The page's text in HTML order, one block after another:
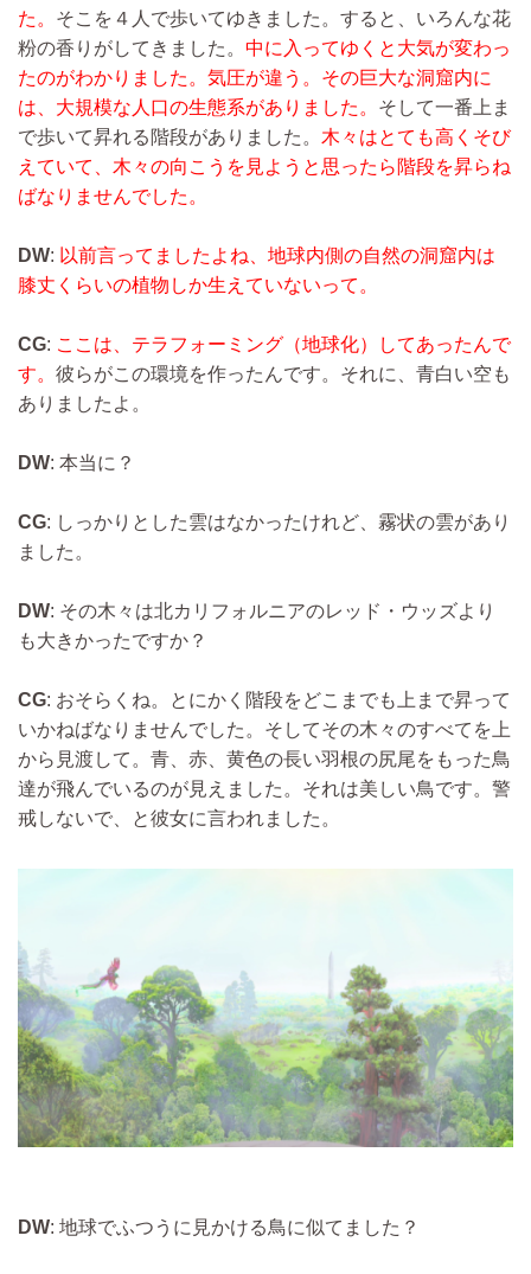
た。 そこを４人で歩いてゆきました。すると、いろんな花
粉の香りがしてきました。 中に入ってゆくと大気が変わっ
たのがわかりました。気圧が違う。その巨大な洞窟内に
は、大規模な人口の生態系がありました。 そして一番上ま
で歩いて昇れる階段がありました。 木々はとても高くそび
えていて、木々の向こうを見ようと思ったら階段を昇らね
ばなりませんでした。
DW: 以前言ってましたよね、地球内側の自然の洞窟内は
膝丈くらいの植物しか生えていないって。
CG: ここは、テラフォーミング（地球化）してあったんで
す。 彼らがこの環境を作ったんです。それに、青白い空も
ありましたよ。
DW: 本当に？
CG: しっかりとした雲はなかったけれど、霧状の雲があり
ました。
DW: その木々は北カリフォルニアのレッド・ウッズより
も大きかったですか？
CG: おそらくね。とにかく階段をどこまでも上まで昇って
いかねばなりませんでした。そしてその木々のすべてを上
から見渡して。青、赤、黄色の長い羽根の尻尾をもった鳥
達が飛んでいるのが見えました。それは美しい鳥です。警
戒しないで、と彼女に言われました。
DW: 地球でふつうに見かける鳥に似てました？